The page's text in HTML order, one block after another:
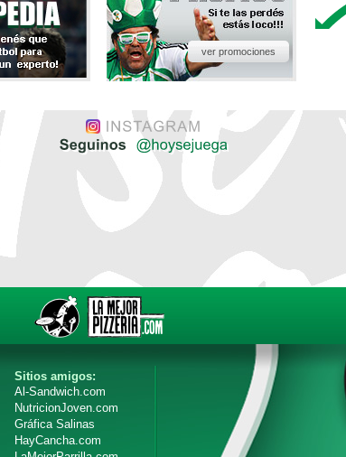
ver promociones
Sitios amigos:
Al-Sandwich.com
NutricionJoven.com
Gráfica Salinas
HayCancha.com